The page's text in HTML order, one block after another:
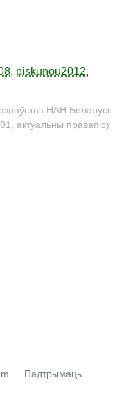
, piskunou2012,
НАН Беларусі
актуальны правапіс)
Падтрымаць